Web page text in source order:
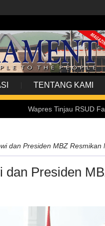
TENTANG KAMI
Tinjau RSUD Fatimah
dan Presiden MBZ
dan Presiden